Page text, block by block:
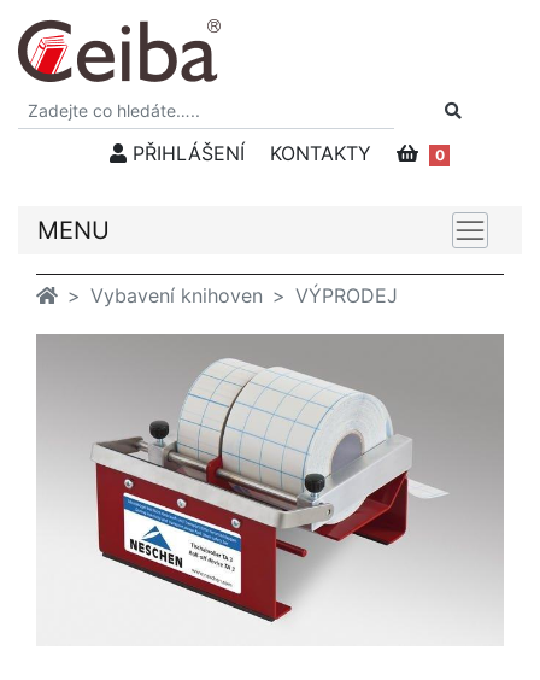
PŘIHLÁŠENÍ KONTAKTY 0
MENU
Vybavení knihoven VÝPRODEJ